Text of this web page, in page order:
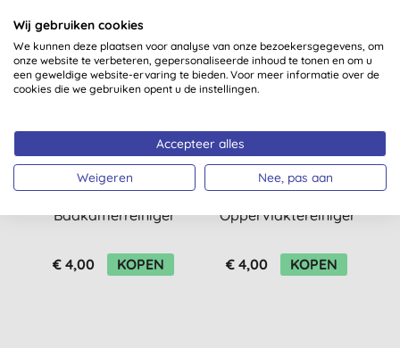
Miniml Antibacteriële
Badkamerreiniger
- 750ml
€ 4,00 KOPEN
Miniml Antibacteriële
Oppervlaktereiniger
€ 4,00
KOPEN
Wij gebruiken cookies
We kunnen deze plaatsen voor analyse van onze bezoekersgegevens, om
onze website te verbeteren, gepersonaliseerde inhoud te tonen en om u
een geweldige website-ervaring te bieden. Voor meer informatie over de
cookies die we gebruiken opent u de instellingen.
Accepteer alles
Weigeren Nee, pas aan